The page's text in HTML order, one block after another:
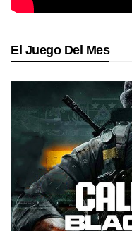
El Juego Del Mes